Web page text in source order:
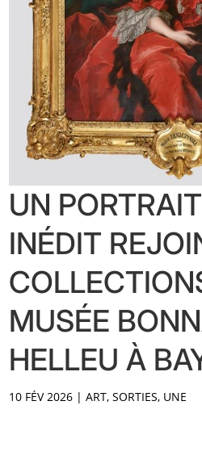
UN
INÉDIT
MUSÉE
HELLEU À
10 FÉV 2026 |ART,SORTIES, UNE